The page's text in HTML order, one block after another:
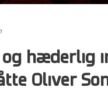
hæderlig
Oliver